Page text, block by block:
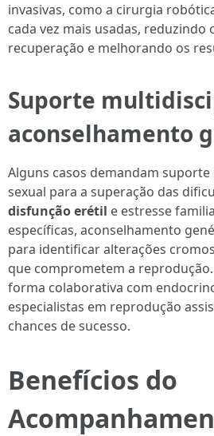
invasivas, como a cirurgia
cada vez mais usadas, reduzindo
recuperação e melhorando os
Suporte
aconselhamento
Alguns casos demandam
sexual para a superação das
disfunção erétil e estresse
específicas, aconselhamento
para identificar alterações
que comprometem a
forma colaborativa com
especialistas em reprodução
chances de sucesso.
Benefícios do